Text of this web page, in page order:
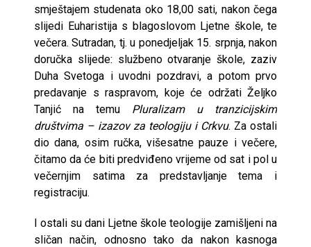
smještajem studenata oko 18,00 sati, nakon čega
slijedi Euharistija s blagoslovom Ljetne škole, te
večera. Sutradan, tj. u ponedjeljak 15. srpnja, nakon
doručka slijede: službeno otvaranje škole, zaziv
Duha Svetoga i uvodni pozdravi, a potom prvo
predavanje s raspravom, koje će održati Željko
Tanjić na temu Pluralizam u tranzicijskim
društvima – izazov za teologiju i Crkvu. Za ostali
dio dana, osim ručka, višesatne pauze i večere,
čitamo da će biti predviđeno vrijeme od sat i pol u
večernjim satima za predstavljanje tema i
registraciju.
I ostali su dani Ljetne škole teologije zamišljeni na
sličan način, odnosno tako da nakon kasnoga